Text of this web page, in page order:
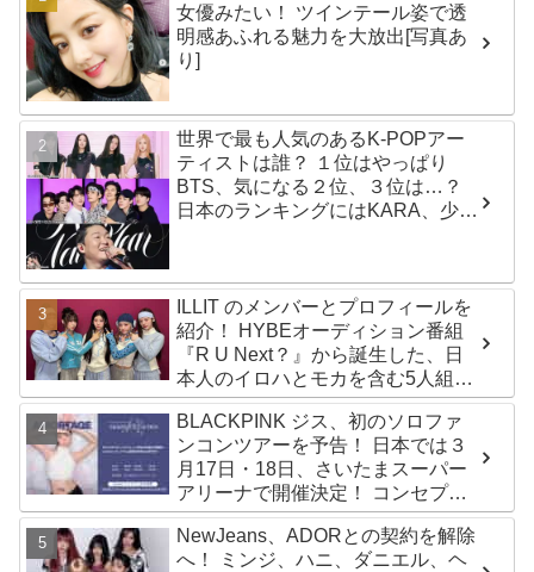
女優みたい！ ツインテール姿で透
明感あふれる魅力を大放出[写真あ
り]
世界で最も人気のあるK-POPアー
ティストは誰？ １位はやっぱり
BTS、気になる２位、３位は…？
日本のランキングにはKARA、少女
ILLIT のメンバーとプロフィールを
紹介！ HYBEオーディション番組
『R U Next？』から誕生した、日
本人のイロハとモカを含む5人組ガ
ールズグループ！ デビュー曲
「Magnetic」がいきなりの大ヒッ
ト
BLACKPINK ジス、初のソロファ
ンコンツアーを予告！ 日本では３
月17日・18日、さいたまスーパー
アリーナで開催決定！ コンセプト
は“愛のカケラ”！？ 14日には新ア
ルバム『AMORTAGE』もリリース
NewJeans、ADORとの契約を解除
へ！ ミンジ、ハニ、ダニエル、ヘ